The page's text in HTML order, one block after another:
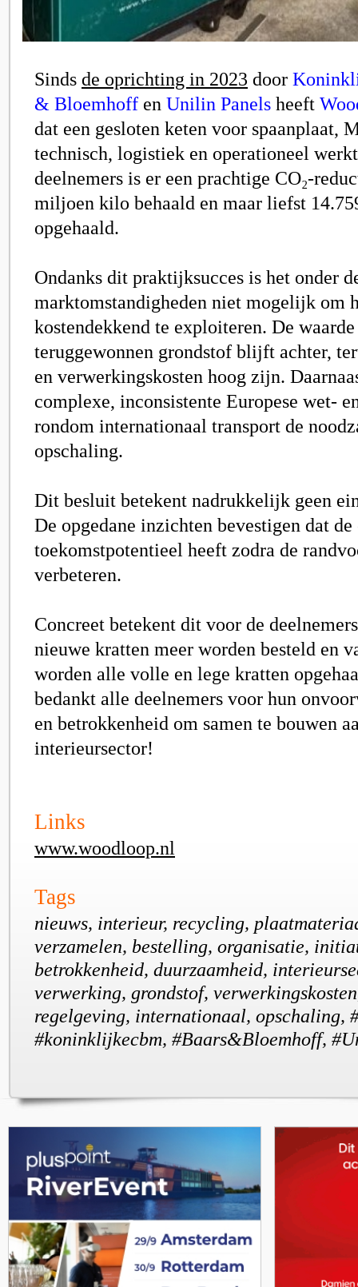
Sinds de oprichting in 2023 door
& Bloemhoff en Unilin Panels heeft
dat een gesloten keten voor spaanplaat,
technisch, logistiek en operationeel
deelnemers is er een prachtige CO₂-
miljoen kilo behaald en maar liefst
opgehaald.
Ondanks dit praktijksucces is het onder
marktomstandigheden niet mogelijk om
kostendekkend te exploiteren. De
teruggewonnen grondstof blijft achter,
en verwerkingskosten hoog zijn.
complexe, inconsistente Europese wet-
rondom internationaal transport de
opschaling.
Dit besluit betekent nadrukkelijk geen
De opgedane inzichten bevestigen dat
toekomstpotentieel heeft zodra de
verbeteren.
Concreet betekent dit voor de
nieuwe kratten meer worden besteld en
worden alle volle en lege kratten
bedankt alle deelnemers voor hun
en betrokkenheid om samen te bouwen
interieursector!
Links
www.woodloop.nl
Tags
nieuws, interieur, recycling,
verzamelen, bestelling, organisatie,
betrokkenheid, duurzaamheid,
verwerking, grondstof,
regelgeving, internationaal, opschaling,
#koninklijkecbm, #Baars&Bloemhoff,